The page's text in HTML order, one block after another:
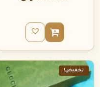
تخفيض!